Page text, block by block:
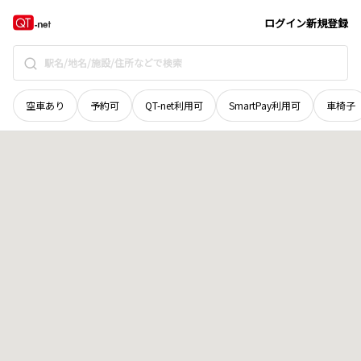
ログイン新規登録
空車あり 予約可 QT-net利用可 SmartPay利用可 車椅子
宮城県